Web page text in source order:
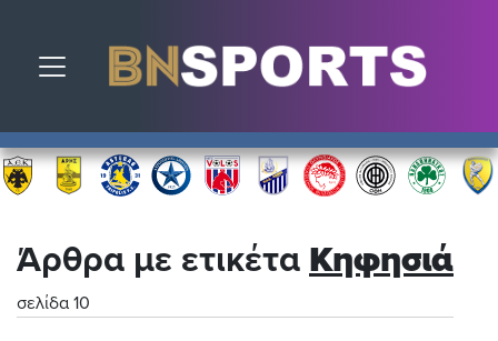
Toggle navigation
Άρθρα με ετικέτα Κηφησιά
σελίδα 10